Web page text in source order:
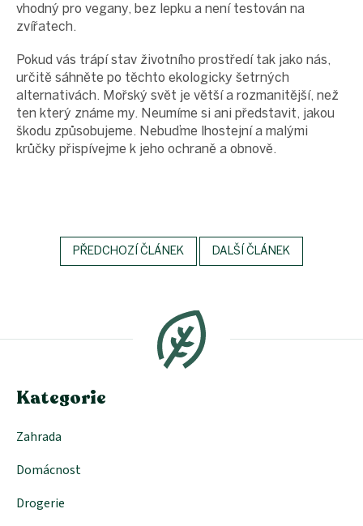
vhodný pro vegany, bez lepku a není testován na
zvířatech.
Pokud vás trápí stav životního prostředí tak jako nás,
určitě sáhněte po těchto ekologicky šetrných
alternativách. Mořský svět je větší a rozmanitější, než
ten který známe my. Neumíme si ani představit, jakou
škodu způsobujeme. Nebuďme lhostejní a malými
krůčky přispívejme k jeho ochraně a obnově.
PŘEDCHOZÍ ČLÁNEK DALŠÍ ČLÁNEK
a
Kategorie
Zahrada
Domácnost
Drogerie